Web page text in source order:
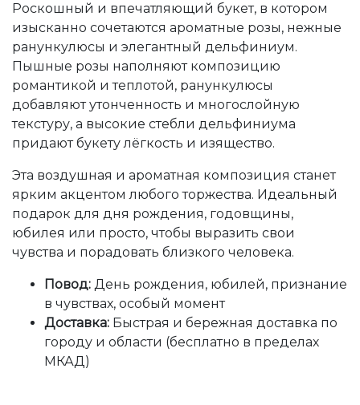
Роскошный и впечатляющий букет, в котором
изысканно сочетаются ароматные розы, нежные
ранункулюсы и элегантный дельфиниум.
Пышные розы наполняют композицию
романтикой и теплотой, ранункулюсы
добавляют утонченность и многослойную
текстуру, а высокие стебли дельфиниума
придают букету лёгкость и изящество.
Эта воздушная и ароматная композиция станет
ярким акцентом любого торжества. Идеальный
подарок для дня рождения, годовщины,
юбилея или просто, чтобы выразить свои
чувства и порадовать близкого человека.
Повод: День рождения, юбилей, признание
в чувствах, особый момент
Доставка: Быстрая и бережная доставка по
городу и области (бесплатно в пределах
МКАД)